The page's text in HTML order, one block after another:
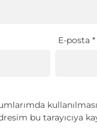
E-posta*
bu tarayıcıya